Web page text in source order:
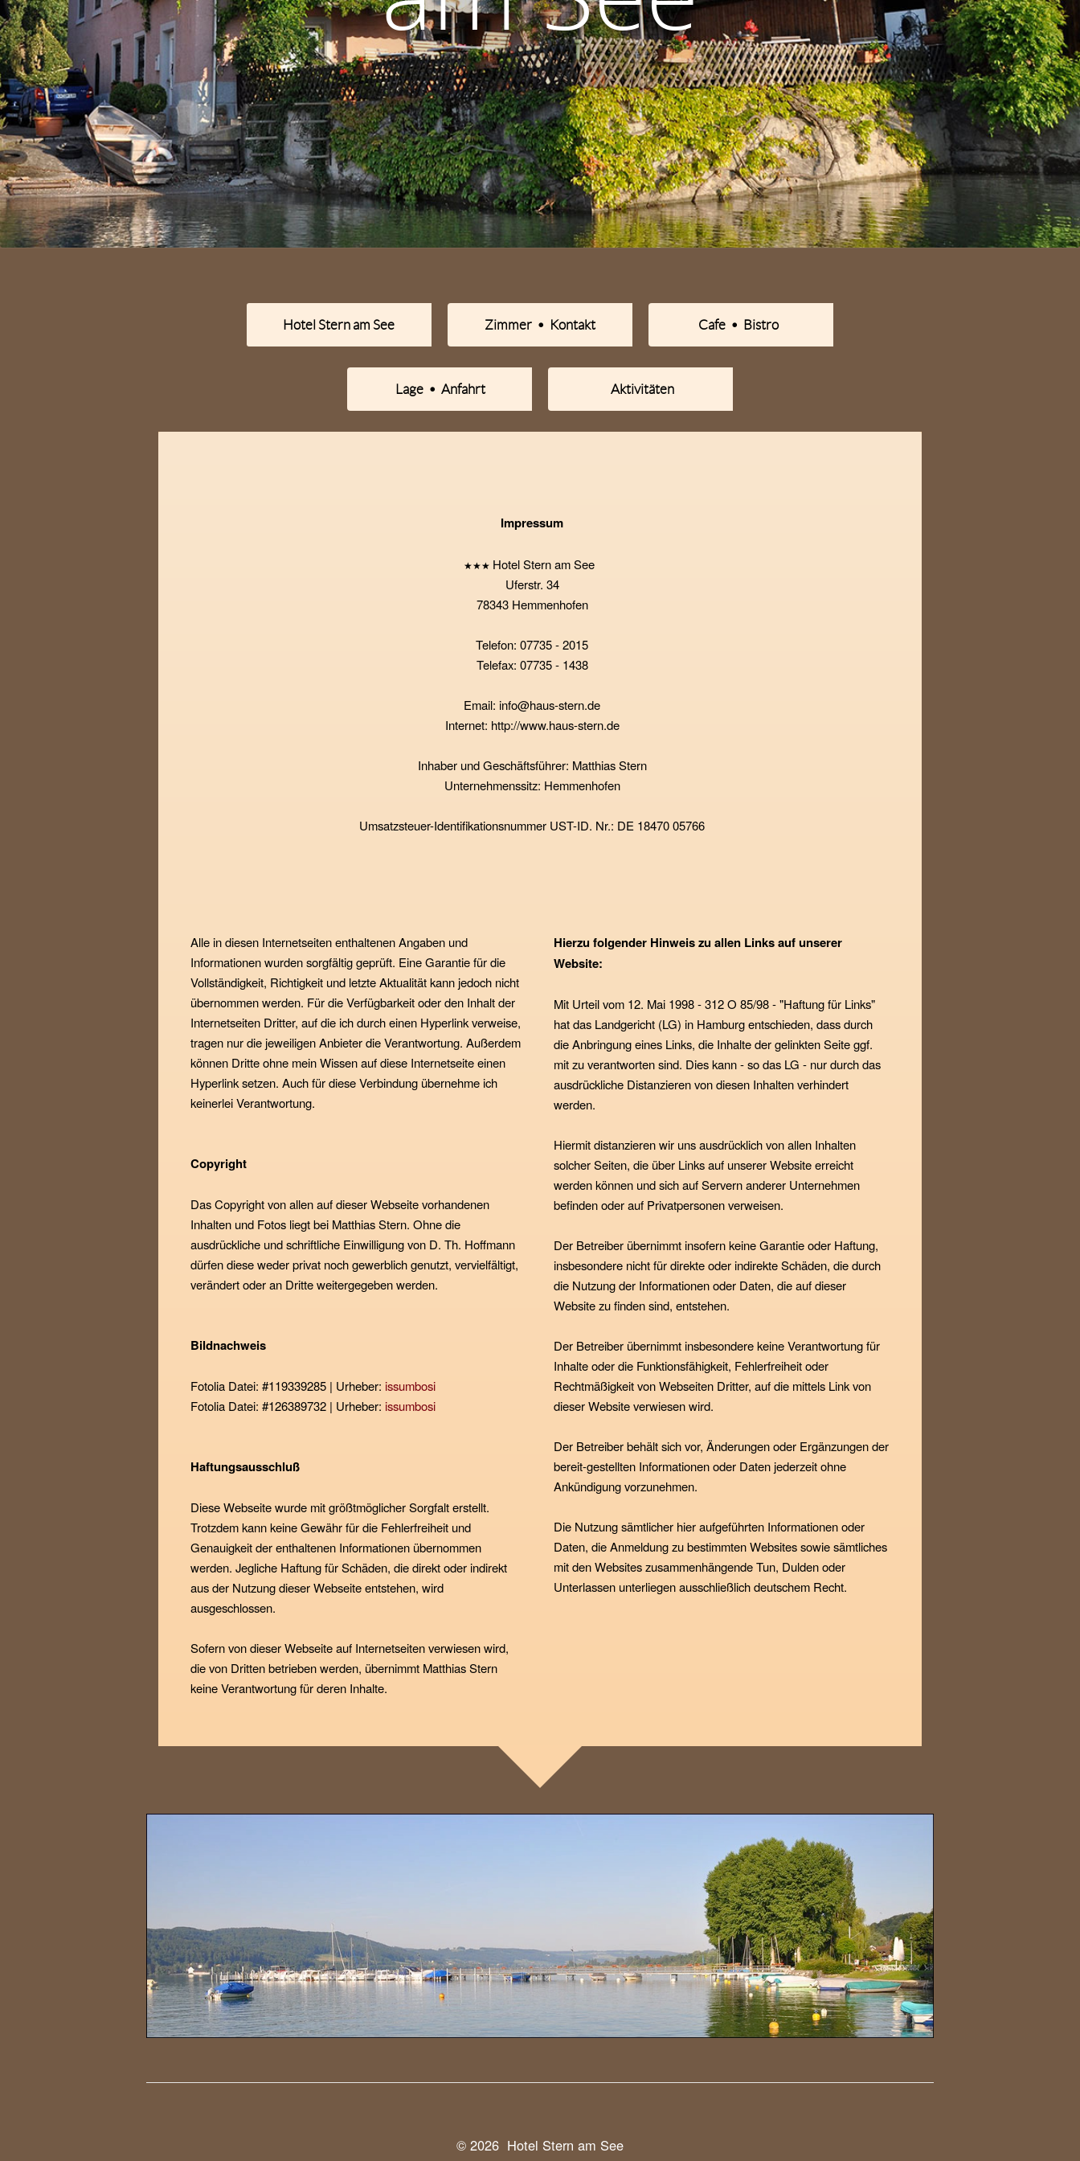
Hotel Stern am See Zimmer • Kontakt Cafe • Bistro
Lage • Anfahrt Aktivitäten
Impressum
★★★ Hotel Stern am See
Uferstr. 34
78343 Hemmenhofen
Telefon: 07735 - 2015
Telefax: 07735 - 1438
Email: info@haus-stern.de
Internet: http://www.haus-stern.de
Inhaber und Geschäftsführer: Matthias Stern
Unternehmenssitz: Hemmenhofen
Umsatzsteuer-Identifikationsnummer UST-ID. Nr.: DE 18470 05766
Alle in diesen Internetseiten enthaltenen Angaben und
Informationen wurden sorgfältig geprüft. Eine Garantie für die
Vollständigkeit, Richtigkeit und letzte Aktualität kann jedoch nicht
übernommen werden. Für die Verfügbarkeit oder den Inhalt der
Internetseiten Dritter, auf die ich durch einen Hyperlink verweise,
tragen nur die jeweiligen Anbieter die Verantwortung. Außerdem
können Dritte ohne mein Wissen auf diese Internetseite einen
Hyperlink setzen. Auch für diese Verbindung übernehme ich
keinerlei Verantwortung.
Copyright
Das Copyright von allen auf dieser Webseite vorhandenen
Inhalten und Fotos liegt bei Matthias Stern. Ohne die
ausdrückliche und schriftliche Einwilligung von D. Th. Hoffmann
dürfen diese weder privat noch gewerblich genutzt, vervielfältigt,
verändert oder an Dritte weitergegeben werden.
Bildnachweis
Fotolia Datei: #119339285 | Urheber: issumbosi
Fotolia Datei: #126389732 | Urheber: issumbosi
Haftungsausschluß
Diese Webseite wurde mit größtmöglicher Sorgfalt erstellt.
Trotzdem kann keine Gewähr für die Fehlerfreiheit und
Genauigkeit der enthaltenen Informationen übernommen
werden. Jegliche Haftung für Schäden, die direkt oder indirekt
aus der Nutzung dieser Webseite entstehen, wird
ausgeschlossen.
Sofern von dieser Webseite auf Internetseiten verwiesen wird,
die von Dritten betrieben werden, übernimmt Matthias Stern
keine Verantwortung für deren Inhalte.
Hierzu folgender Hinweis zu allen Links auf unserer
Website:
Mit Urteil vom 12. Mai 1998 - 312 O 85/98 - "Haftung für Links"
hat das Landgericht (LG) in Hamburg entschieden, dass durch
die Anbringung eines Links, die Inhalte der gelinkten Seite ggf.
mit zu verantworten sind. Dies kann - so das LG - nur durch das
ausdrückliche Distanzieren von diesen Inhalten verhindert
werden.
Hiermit distanzieren wir uns ausdrücklich von allen Inhalten
solcher Seiten, die über Links auf unserer Website erreicht
werden können und sich auf Servern anderer Unternehmen
befinden oder auf Privatpersonen verweisen.
Der Betreiber übernimmt insofern keine Garantie oder Haftung,
insbesondere nicht für direkte oder indirekte Schäden, die durch
die Nutzung der Informationen oder Daten, die auf dieser
Website zu finden sind, entstehen.
Der Betreiber übernimmt insbesondere keine Verantwortung für
Inhalte oder die Funktionsfähigkeit, Fehlerfreiheit oder
Rechtmäßigkeit von Webseiten Dritter, auf die mittels Link von
dieser Website verwiesen wird.
Der Betreiber behält sich vor, Änderungen oder Ergänzungen der
bereit-gestellten Informationen oder Daten jederzeit ohne
Ankündigung vorzunehmen.
Die Nutzung sämtlicher hier aufgeführten Informationen oder
Daten, die Anmeldung zu bestimmten Websites sowie sämtliches
mit den Websites zusammenhängende Tun, Dulden oder
Unterlassen unterliegen ausschließlich deutschem Recht.
© 2026 Hotel Stern am See